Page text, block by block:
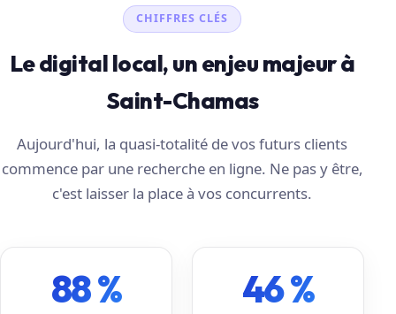
CHIFFRES CLÉS
Le digital local, un enjeu majeur à
Saint-Chamas
Aujourd'hui, la quasi-totalité de vos futurs clients
commence par une recherche en ligne. Ne pas y être,
c'est laisser la place à vos concurrents.
88 % 46 %